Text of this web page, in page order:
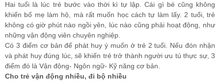
Hai tuổi là lúc trẻ bước vào thời kì tự lập. Cái gì bé cũng không
khiến bố mẹ làm hộ, mà rất muốn học cách tự làm lấy. 2 tuổi, trẻ
không có giờ phút nào ngồi yên, lúc nào cũng phải hoạt động, như
những vận động viên chuyên nghiệp.
Có 3 điểm cơ bản để phát huy ý muốn ở trẻ 2 tuổi. Nếu đón nhận
và phát huy đúng lúc, sẽ khiến trẻ trở thành người ưu tú thực sự, 3
điểm đó là Vận động- Ngôn ngữ- Kỹ năng cơ bản.
Cho trẻ vận động nhiều, đi bộ nhiều